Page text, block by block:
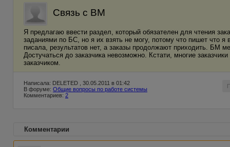
Связь с ВМ
Я предлагаю ввести раздел, который обязателен для чтения
заданиями по БС, но я их взять не могу, потому что пишет что
писала, результатов нет, а заказы продолжают приходить.
Достучаться до заказчика невозможно. Кстати, многие
заказчиком.
Написала: DELETED , 30.05.2011 в 01:42
В форуме: Общие вопросы по работе системы
Комментариев: 2
Комментарии